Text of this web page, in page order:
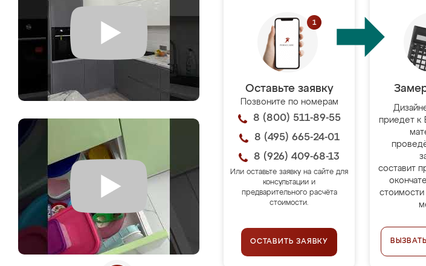
Оставьте заявку
Позвоните по номерам
8 (800) 511-89-55
8 (495) 665-24-01
8 (926) 409-68-13
Или оставьте заявку на сайте для
консультации и
предварительного расчёта
стоимости.
ОСТАВИТЬ ЗАЯВКУ
приедет к
составит